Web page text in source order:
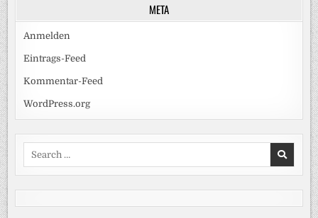
META
Anmelden
Eintrags-Feed
Kommentar-Feed
WordPress.org